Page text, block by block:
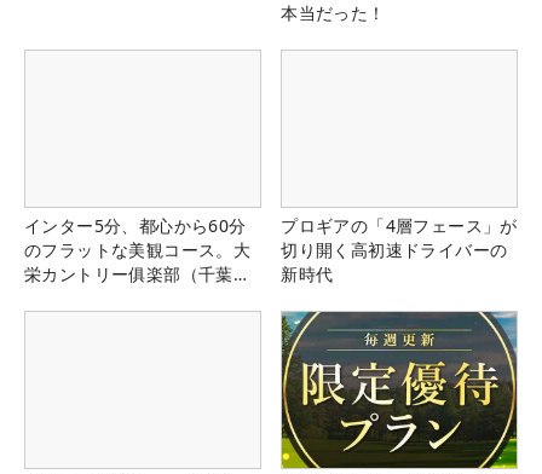
本当だった！
インター5分、都心から60分
のフラットな美観コース。大
栄カントリー俱楽部（千葉
プロギアの「4層フェース」が
切り開く高初速ドライバーの
新時代